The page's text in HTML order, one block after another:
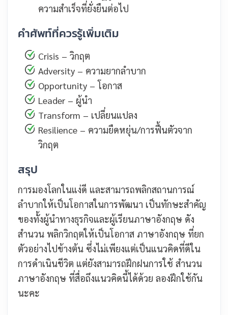
ความสำเร็จที่ยั่งยืนต่อไป
คำศัพท์ที่ควรรู้เพิ่มเติม
Crisis – วิกฤต
Adversity – ความยากลำบาก
Opportunity – โอกาส
Leader – ผู้นำ
Transform – เปลี่ยนแปลง
Resilience – ความยืดหยุ่น/การฟื้นตัวจาก
วิกฤต
สรุป
การมองโลกในแง่ดี และสามารถพลิกสถานการณ์
ลำบากให้เป็นโอกาสในการพัฒนา เป็นทักษะสำคัญ
ของทั้งผู้นำทางธุรกิจและผู้เรียนภาษาอังกฤษ ดัง
สำนวน พลิกวิกฤตให้เป็นโอกาส ภาษาอังกฤษ ที่ยก
ตัวอย่างไปข้างต้น ซึ่งไม่เพียงแต่เป็นแนวคิดที่ดีใน
การดำเนินชีวิต แต่ยังสามารถฝึกฝนการใช้ สำนวน
ภาษาอังกฤษ ที่สื่อถึงแนวคิดนี้ได้ด้วย ลองฝึกใช้กัน
นะคะ